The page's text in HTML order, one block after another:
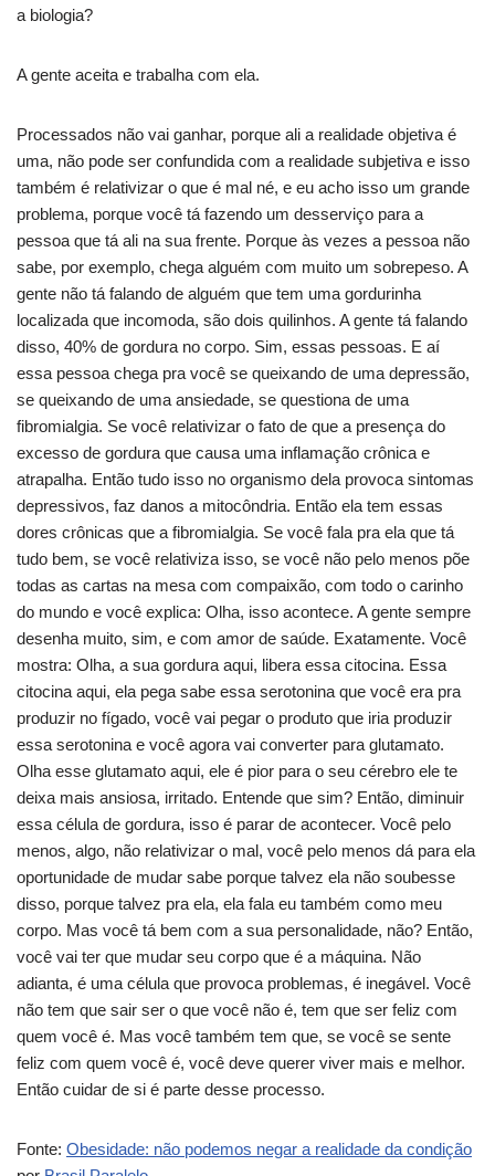
a biologia?
A gente aceita e trabalha com ela.
Processados não vai ganhar, porque ali a realidade objetiva é
uma, não pode ser confundida com a realidade subjetiva e isso
também é relativizar o que é mal né, e eu acho isso um grande
problema, porque você tá fazendo um desserviço para a
pessoa que tá ali na sua frente. Porque às vezes a pessoa não
sabe, por exemplo, chega alguém com muito um sobrepeso. A
gente não tá falando de alguém que tem uma gordurinha
localizada que incomoda, são dois quilinhos. A gente tá falando
disso, 40% de gordura no corpo. Sim, essas pessoas. E aí
essa pessoa chega pra você se queixando de uma depressão,
se queixando de uma ansiedade, se questiona de uma
fibromialgia. Se você relativizar o fato de que a presença do
excesso de gordura que causa uma inflamação crônica e
atrapalha. Então tudo isso no organismo dela provoca sintomas
depressivos, faz danos a mitocôndria. Então ela tem essas
dores crônicas que a fibromialgia. Se você fala pra ela que tá
tudo bem, se você relativiza isso, se você não pelo menos põe
todas as cartas na mesa com compaixão, com todo o carinho
do mundo e você explica: Olha, isso acontece. A gente sempre
desenha muito, sim, e com amor de saúde. Exatamente. Você
mostra: Olha, a sua gordura aqui, libera essa citocina. Essa
citocina aqui, ela pega sabe essa serotonina que você era pra
produzir no fígado, você vai pegar o produto que iria produzir
essa serotonina e você agora vai converter para glutamato.
Olha esse glutamato aqui, ele é pior para o seu cérebro ele te
deixa mais ansiosa, irritado. Entende que sim? Então, diminuir
essa célula de gordura, isso é parar de acontecer. Você pelo
menos, algo, não relativizar o mal, você pelo menos dá para ela
oportunidade de mudar sabe porque talvez ela não soubesse
disso, porque talvez pra ela, ela fala eu também como meu
corpo. Mas você tá bem com a sua personalidade, não? Então,
você vai ter que mudar seu corpo que é a máquina. Não
adianta, é uma célula que provoca problemas, é inegável. Você
não tem que sair ser o que você não é, tem que ser feliz com
quem você é. Mas você também tem que, se você se sente
feliz com quem você é, você deve querer viver mais e melhor.
Então cuidar de si é parte desse processo.
Fonte: Obesidade: não podemos negar a realidade da condição